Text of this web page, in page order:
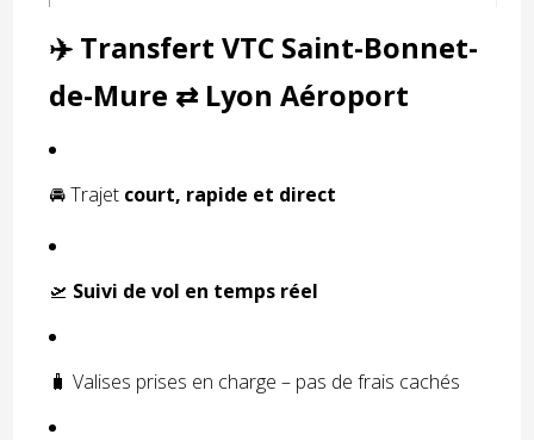
✈️ Transfert VTC Saint-Bonnet-
de-Mure ⇄ Lyon Aéroport
🚘 Trajet court, rapide et direct
🛫 Suivi de vol en temps réel
🧳 Valises prises en charge – pas de frais cachés